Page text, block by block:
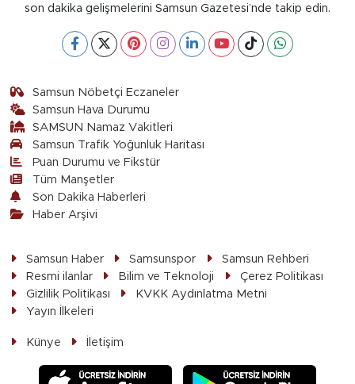
son dakika gelişmelerini Samsun Gazetesi’nde takip edin.
Samsun Nöbetçi Eczaneler
Samsun Hava Durumu
SAMSUN Namaz Vakitleri
Samsun Trafik Yoğunluk Haritası
Puan Durumu ve Fikstür
Tüm Manşetler
Son Dakika Haberleri
Haber Arşivi
Samsun Haber Samsunspor
Samsun Rehberi
Resmi ilanlar
Bilim ve Teknoloji
Çerez Politikası
Gizlilik Politikası
KVKK Aydınlatma Metni
Yayın İlkeleri
Künye İletişim